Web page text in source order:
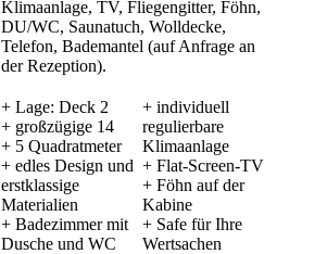
Klimaanlage, TV, Fliegengitter, Föhn,
DU/WC, Saunatuch, Wolldecke,
Telefon, Bademantel (auf Anfrage an
der Rezeption).
+ Lage: Deck 2
+ großzügige 14
+ 5 Quadratmeter
+ edles Design und
erstklassige
Materialien
+ Badezimmer mit
Dusche und WC
+ individuell
regulierbare
Klimaanlage
+ Flat-Screen-TV
+ Föhn auf der
Kabine
+ Safe für Ihre
Wertsachen